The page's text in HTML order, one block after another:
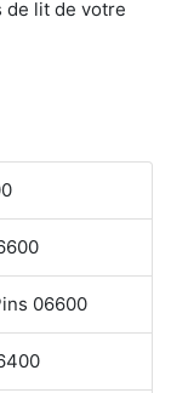
de lit de votre
06600